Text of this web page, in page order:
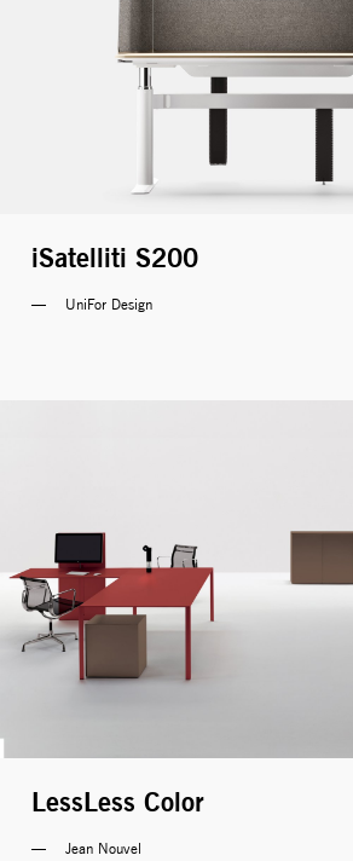
iSatelliti S200
UniFor Design
LessLess Color
Jean Nouvel